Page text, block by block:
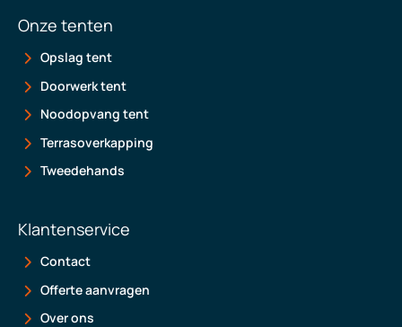
Onze tenten
Opslag tent
Doorwerk tent
Noodopvang tent
Terrasoverkapping
Tweedehands
Klantenservice
Contact
Offerte aanvragen
Over ons